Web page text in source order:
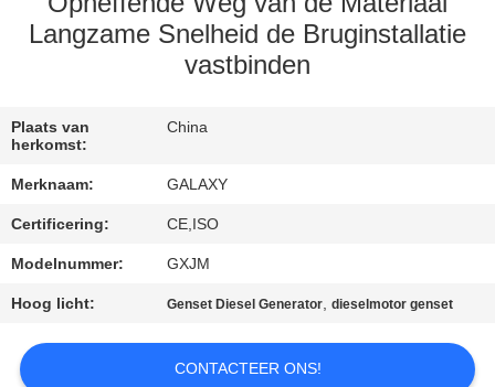
CONTACT
OP
NIEUWS
SITEMAP
Langzame Snelheid de Bruginstallatie
vastbinden
Plaats van
herkomst:
China
Merknaam: GALAXY
Certificering: CE,ISO
Modelnummer: GXJM
Hoog licht: Genset Diesel Generator,dieselmotor genset
CONTACTEER ONS!